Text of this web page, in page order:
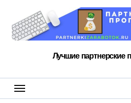
содержанию
Лучшие партнерские